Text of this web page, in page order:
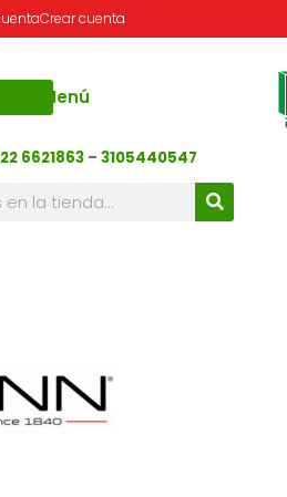
Crear cuenta
Menú
6621863 – 3105440547